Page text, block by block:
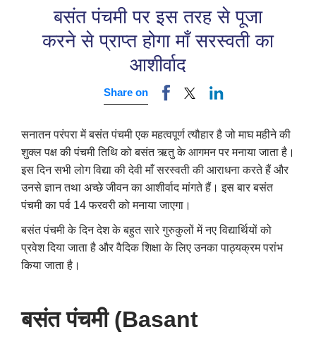
बसंत पंचमी पर इस तरह से पूजा
करने से प्राप्त होगा माँ सरस्वती का
आशीर्वाद
Share on
सनातन परंपरा में बसंत पंचमी एक महत्वपूर्ण त्यौहार है जो माघ महीने की
शुक्ल पक्ष की पंचमी तिथि को बसंत ऋतु के आगमन पर मनाया जाता है।
इस दिन सभी लोग विद्या की देवी माँ सरस्वती की आराधना करते हैं और
उनसे ज्ञान तथा अच्छे जीवन का आशीर्वाद मांगते हैं।इस बार बसंत
पंचमी का पर्व 14 फरवरी को मनाया जाएगा।
बसंत पंचमी के दिन देश के बहुत सारे गुरुकुलों में नए विद्यार्थियों को
प्रवेश दिया जाता है और वैदिक शिक्षा के लिए उनका पाठ्यक्रम परांभ
किया जाता है।
बसंत पंचमी (Basant